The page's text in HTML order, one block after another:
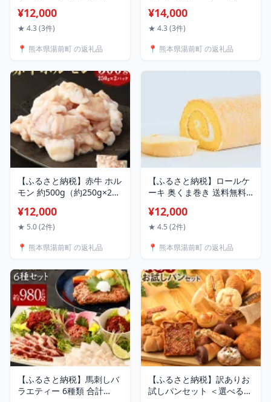
し 赤身 霜降り 中トロ ロー
ス馬刺し ユッケ 馬 馬肉 刺
町 送料無料
¥12,000
★ 4.3 (3件)
📍 熊本県湯前町 の返礼品
ク 牛肉 お肉 惣菜 おつまみ
おかず 小分け ローストビ
送料無料
¥14,000
★ 4.3 (3件)
📍 熊本県湯前町 の返礼品
【ふるさと納税】赤牛 ホル
モン 約500g（約250g×2パ
シロホルモン 小腸 牛肉 和
牛 肉 お肉 もつ鍋 もつ煮込
凍 お取り寄せグルメ 熊本
¥12,000
★ 5.0 (2件)
📍 熊本県湯前町 の返礼品
【ふるさと納税】ロールケ
ーキ 奥くま巻き 送料無料
さ50cm プレーン くまモン
ケーキ 熊本
¥12,000
★ 4.5 (2件)
📍 熊本県湯前町 の返礼品
【ふるさと納税】馬刺しバ
ラエティー 6種類 合計
【ふるさと納税】訳ありお
試しパンセット ＜選べる定